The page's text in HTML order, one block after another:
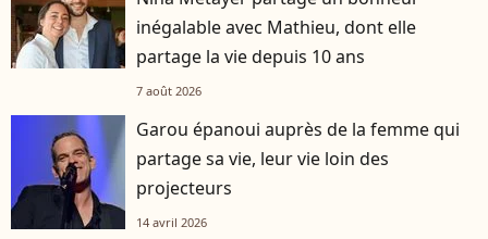
inégalable avec Mathieu, dont elle
partage la vie depuis 10 ans
7 août 2026
Garou épanoui auprès de la femme qui
partage sa vie, leur vie loin des
projecteurs
14 avril 2026